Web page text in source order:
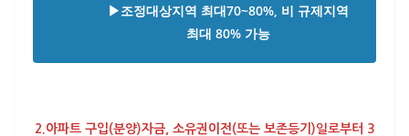
▶조정대상지역 최대70~80%, 비 규제지역
최대 80% 가능
2.아파트 구입(분양)자금, 소유권이전(또는 보존등기)일로부터 3